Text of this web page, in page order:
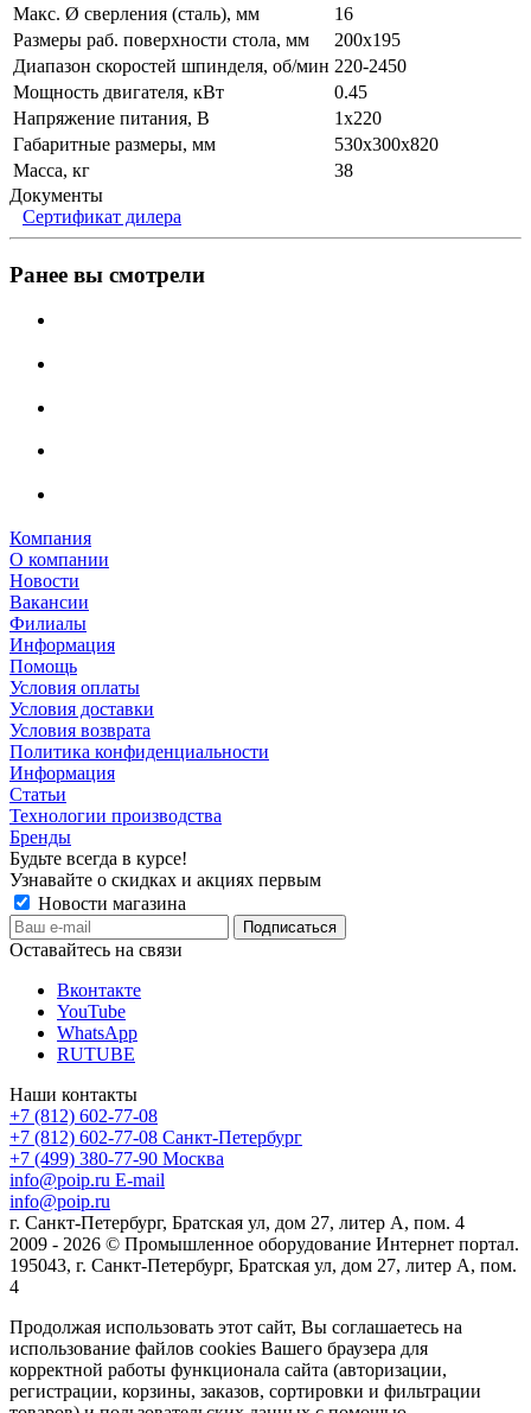
Макс. Ø сверления (сталь), мм
16
Размеры раб. поверхности стола, мм
200х195
Диапазон скоростей шпинделя, об/мин 220-2450
Мощность двигателя, кВт
0.45
Напряжение питания, В
1x220
Габаритные размеры, мм
530х300х820
Масса, кг
38
Документы
Сертификат дилера
Ранее вы смотрели
Компания
О компании
Новости
Вакансии
Филиалы
Информация
Помощь
Условия оплаты
Условия доставки
Условия возврата
Политика конфиденциальности
Информация
Статьи
Технологии производства
Бренды
Будьте всегда в курсе!
Узнавайте о скидках и акциях первым
Новости магазина
Оставайтесь на связи
Вконтакте
YouTube
WhatsApp
RUTUBE
Наши контакты
+7 (812) 602-77-08
+7 (812) 602-77-08 Санкт-Петербург
+7 (499) 380-77-90 Москва
info@poip.ru E-mail
info@poip.ru
г. Санкт-Петербург, Братская ул, дом 27, литер А, пом. 4
2009 - 2026 © Промышленное оборудование Интернет портал.
195043, г. Санкт-Петербург, Братская ул, дом 27, литер А, пом.
4
Продолжая использовать этот сайт, Вы соглашаетесь на
использование файлов cookies Вашего браузера для
корректной работы функционала сайта (авторизации,
регистрации, корзины, заказов, сортировки и фильтрации